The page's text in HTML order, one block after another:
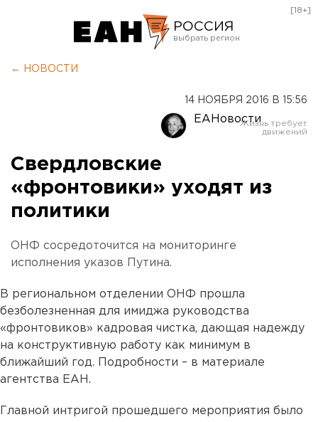
РОССИЯ
Оренбург
[18+]
← НОВОСТИ
14 НОЯБРЯ 2016 В 15:56
ЕАНовости
Свердловские
«фронтовики» уходят из
политики
ОНФ сосредоточится на мониторинге
исполнения указов Путина.
В региональном отделении ОНФ прошла
безболезненная для имиджа руководства
«фронтовиков» кадровая чистка, дающая надежду
на конструктивную работу как минимум в
ближайший год. Подробности – в материале
агентства ЕАН.
Главной интригой прошедшего мероприятия было